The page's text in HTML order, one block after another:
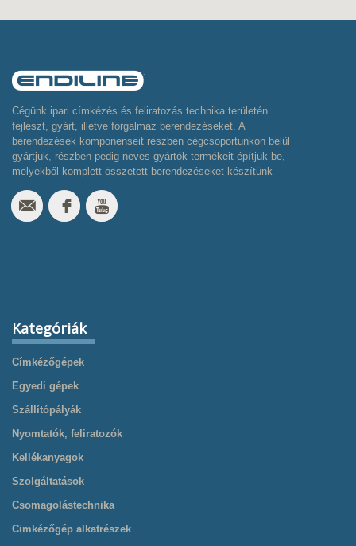
Cégünk ipari címkézés és feliratozás technika területén
fejleszt, gyárt, illetve forgalmaz berendezéseket. A
berendezések komponenseit részben cégcsoportunkon belül
gyártjuk, részben pedig neves gyártók termékeit építjük be,
melyekből komplett összetett berendezéseket készítünk
Kategóriák
Címkézőgépek
Egyedi gépek
Szállítópályák
Nyomtatók, feliratozók
Kellékanyagok
Szolgáltatások
Csomagolástechnika
Cimkézőgép alkatrészek